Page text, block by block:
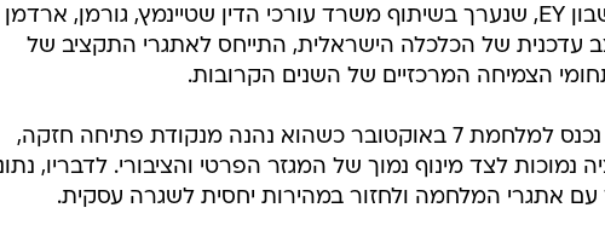
של פירמת הייעוץ וראיית החשבון EY, שנערך בשיתוף משרד עורכי הדין שטיינמץ, גורמן, ארדמן
עדכנית של הכלכלה הישראלית, התייחס לאתגרי התקציב של
הצמיחה המרכזיים של השנים הקרובות.
ענתבי ציין כי המשק הישראלי נכנס למלחמת 7 באוקטובר כשהוא נהנה מנקודת פתיחה חזקה,
נמוכות לצד מינוף נמוך של המגזר הפרטי והציבורי. לדבריו,
אתגרי המלחמה ולחזור במהירות יחסית לשגרה עסקית.